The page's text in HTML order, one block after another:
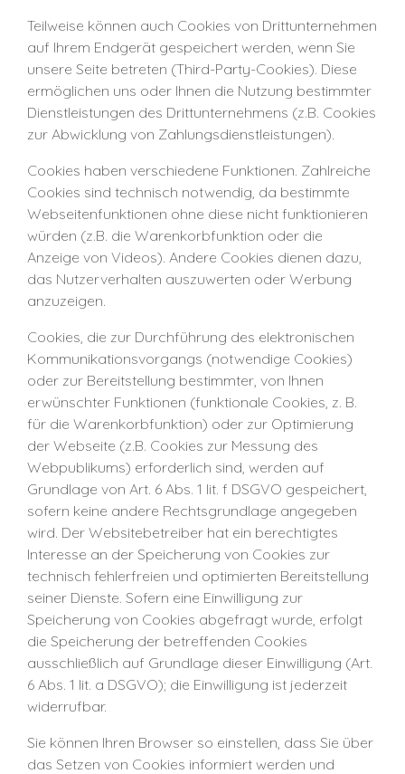
Teilweise können auch Cookies von Drittunternehmen
auf Ihrem Endgerät gespeichert werden, wenn Sie
unsere Seite betreten (Third-Party-Cookies). Diese
ermöglichen uns oder Ihnen die Nutzung bestimmter
Dienstleistungen des Drittunternehmens (z.B. Cookies
zur Abwicklung von Zahlungsdienstleistungen).
Cookies haben verschiedene Funktionen. Zahlreiche
Cookies sind technisch notwendig, da bestimmte
Webseitenfunktionen ohne diese nicht funktionieren
würden (z.B. die Warenkorbfunktion oder die
Anzeige von Videos). Andere Cookies dienen dazu,
das Nutzerverhalten auszuwerten oder Werbung
anzuzeigen.
Cookies, die zur Durchführung des elektronischen
Kommunikationsvorgangs (notwendige Cookies)
oder zur Bereitstellung bestimmter, von Ihnen
erwünschter Funktionen (funktionale Cookies, z. B.
für die Warenkorbfunktion) oder zur Optimierung
der Webseite (z.B. Cookies zur Messung des
Webpublikums) erforderlich sind, werden auf
Grundlage von Art. 6 Abs. 1 lit. f DSGVO gespeichert,
sofern keine andere Rechtsgrundlage angegeben
wird. Der Websitebetreiber hat ein berechtigtes
Interesse an der Speicherung von Cookies zur
technisch fehlerfreien und optimierten Bereitstellung
seiner Dienste. Sofern eine Einwilligung zur
Speicherung von Cookies abgefragt wurde, erfolgt
die Speicherung der betreffenden Cookies
ausschließlich auf Grundlage dieser Einwilligung (Art.
6 Abs. 1 lit. a DSGVO); die Einwilligung ist jederzeit
widerrufbar.
Sie können Ihren Browser so einstellen, dass Sie über
das Setzen von Cookies informiert werden und